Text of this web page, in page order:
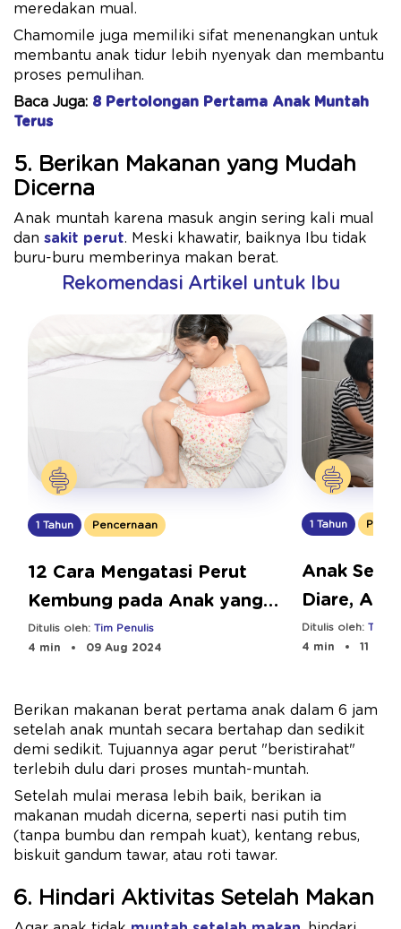
meredakan mual.
Chamomile juga memiliki sifat menenangkan untuk
membantu anak tidur lebih nyenyak dan membantu
proses pemulihan.
Baca Juga: 8 Pertolongan Pertama Anak Muntah
Terus
5. Berikan Makanan yang Mudah
Dicerna
Anak muntah karena masuk angin sering kali mual
dan sakit perut. Meski khawatir, baiknya Ibu tidak
buru-buru memberinya makan berat.
Rekomendasi Artikel untuk Ibu
1 Tahun Pencernaan
12 Cara Mengatasi Perut
Kembung pada Anak yang
Efektif
Ditulis oleh: Tim Penulis
4 min
09 Aug 2024
1 Tahun
Anak
Diare, Apa
Ditulis oleh: Tim
4 min
11 Dec
Berikan makanan berat pertama anak dalam 6 jam
setelah anak muntah secara bertahap dan sedikit
demi sedikit. Tujuannya agar perut "beristirahat"
terlebih dulu dari proses muntah-muntah.
Setelah mulai merasa lebih baik, berikan ia
makanan mudah dicerna, seperti nasi putih tim
(tanpa bumbu dan rempah kuat), kentang rebus,
biskuit gandum tawar, atau roti tawar.
6. Hindari Aktivitas Setelah Makan